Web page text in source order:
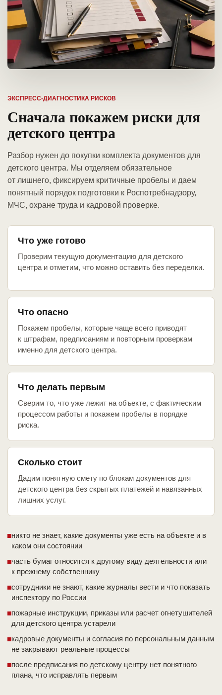
ЭКСПРЕСС-ДИАГНОСТИКА РИСКОВ
Сначала покажем риски для
детского центра
Разбор нужен до покупки комплекта документов для
детского центра. Мы отделяем обязательное
от лишнего, фиксируем критичные пробелы и даем
понятный порядок подготовки к Роспотребнадзору,
МЧС, охране труда и кадровой проверке.
Что уже готово
Проверим текущую документацию для детского
центра и отметим, что можно оставить без переделки.
Что опасно
Покажем пробелы, которые чаще всего приводят
к штрафам, предписаниям и повторным проверкам
именно для детского центра.
Что делать первым
Сверим то, что уже лежит на объекте, с фактическим
процессом работы и покажем пробелы в порядке
риска.
Сколько стоит
Дадим понятную смету по блокам документов для
детского центра без скрытых платежей и навязанных
лишних услуг.
никто не знает, какие документы уже есть на объекте и в
каком они состоянии
часть бумаг относится к другому виду деятельности или
к прежнему собственнику
сотрудники не знают, какие журналы вести и что показать
инспектору по России
пожарные инструкции, приказы или расчет огнетушителей
для детского центра устарели
кадровые документы и согласия по персональным данным
не закрывают реальные процессы
после предписания по детскому центру нет понятного
плана, что исправлять первым